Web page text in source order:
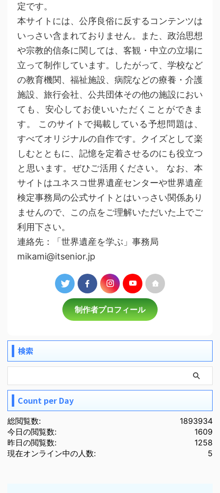
定です。
本サイトには、公序良俗に反するコンテンツは
いっさい含まれておりません。また、政治思想
や宗教的信条に関しては、客観・中立の立場に
立って制作しています。したがって、学校など
の教育機関、福祉施設、病院などの療養・介護
施設、旅行会社、公共団体その他の施設におい
ても、安心してお使いいただくことができま
す。 このサイトで掲載している予想問題は、
すべてオリジナルの自作です。クイズとして楽
しむとともに、記憶を定着させるのにも役立つ
と思います。ぜひご活用ください。 なお、本
サイトはユネスコ世界遺産センターや世界遺産
検定事務局の公式サイトとはいっさい関係あり
ませんので、この点をご理解いただいた上でご
利用下さい。
連絡先：「世界遺産を学ぶ」事務局
mikami@itsenior.jp
制作者プロフィール
検索
Count per Day
1893934
総閲覧数:
1609
今日の閲覧数:
1258
昨日の閲覧数:
5
現在オンライン中の人数: